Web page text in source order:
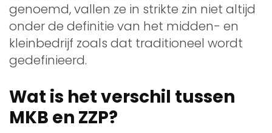
genoemd, vallen ze in strikte zin niet altijd
onder de definitie van het midden- en
kleinbedrijf zoals dat traditioneel wordt
gedefinieerd.
Wat is het verschil tussen
MKB en ZZP?